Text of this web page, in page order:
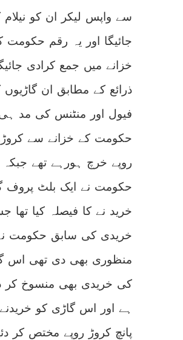
سے واپس لیکر ان کو نیلام
جائیگا اور یہ رقم حکومت
خزانے میں جمع کرادی
ذرائع کے مطابق ان
فیول اور منٹنس کی مد ہی
حکومت کے خزانے سے
روپے خرچ ہورہے تھے جبکہ
حکومت نے ایک بلٹ پروف
خرید نے کا فیصلہ کیا
خریدی کی سابق حکومت
منظوری بھی دی تھی اس
کی خریدی بھی منسوخ کر
ہے اور اس گاڑی کو
پانچ کروڑ روپے مختص کر